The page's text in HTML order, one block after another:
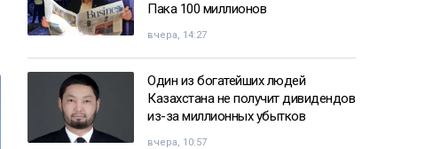
Пака 100 миллионов
вчера, 14:27
Один из богатейших людей
Казахстана не получит дивидендов
из-за миллионных убытков
вчера, 10:57